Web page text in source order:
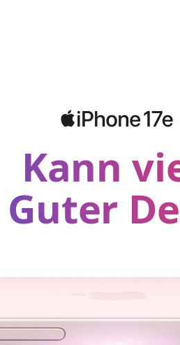
Kann
Guter